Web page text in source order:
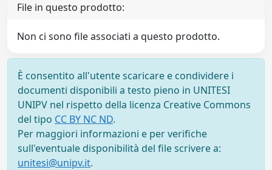
File in questo prodotto:
Non ci sono file associati a questo prodotto.
È consentito all'utente scaricare e condividere i
documenti disponibili a testo pieno in UNITESI
UNIPV nel rispetto della licenza Creative Commons
del tipo CC BY NC ND.
Per maggiori informazioni e per verifiche
sull'eventuale disponibilità del file scrivere a:
unitesi@unipv.it.